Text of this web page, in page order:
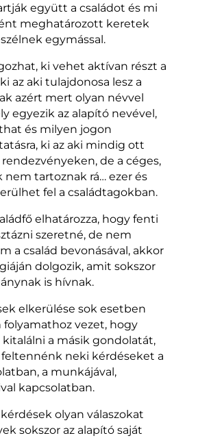
együtt a családot és mi
meghatározott keretek
egymással.
ki vehet aktívan részt a
az aki tulajdonosa lesz a
azért mert olyan névvel
egyezik az alapító nevével,
és milyen jogon
ki az aki mindig ott
de a céges,
nem tartoznak rá… ezer és
fel a családtagokban.
elhatározza, hogy fenti
szeretné, de nem
a család bevonásával, akkor
dolgozik, amit sokszor
is hívnak.
elkerülése sok esetben
folyamathoz vezet, hogy
a másik gondolatát,
neki kérdéseket a
a munkájával,
kapcsolatban.
olyan válaszokat
sokszor az alapító saját